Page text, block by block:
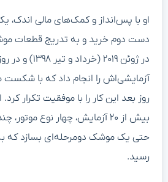
او با پس‌انداز و کمک‌های مالی اندک،
دست دوم خرید و به تدریج قطعات
در ژوئن ۲۰۱۹
آزمایشی‌اش را انجام داد که با شکست
روز بعد این کار را با موفقیت تکرار
بیش از ۲۰ آزمایش، چهار نوع
رسید.